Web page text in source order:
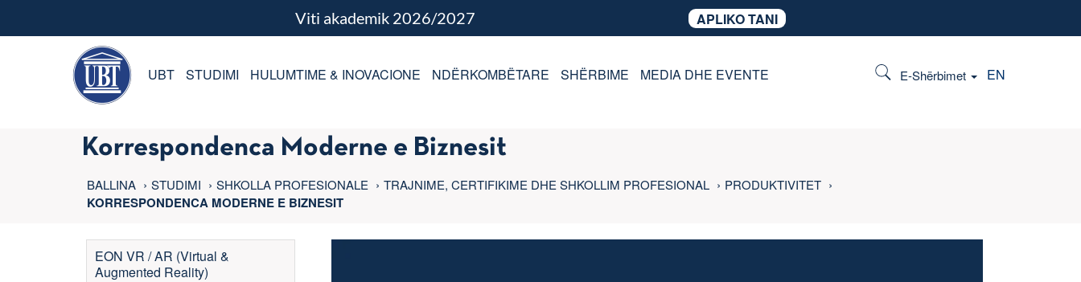
Viti akademik 2026/2027 APLIKO TANI
E-Shërbimet EN
UBT STUDIMI HULUMTIME & INOVACIONE NDËRKOMBËTARE SHËRBIME MEDIA DHE EVENTE
Korrespondenca Moderne e Biznesit
BALLINA STUDIMI SHKOLLA PROFESIONALE TRAJNIME, CERTIFIKIME DHE SHKOLLIM PROFESIONAL PRODUKTIVITET
KORRESPONDENCA MODERNE E BIZNESIT
EON VR / AR (Virtual &
Augmented Reality)